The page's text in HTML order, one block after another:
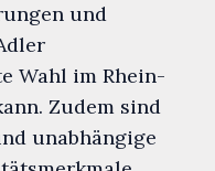
und
Wahl im Rhein-
Zudem sind
unabhängige